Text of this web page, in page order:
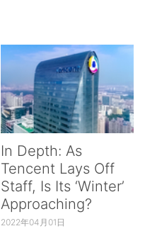
In Depth: As
Tencent Lays Off
Staff, Is Its ‘Winter’
Approaching?
2022年04月01日